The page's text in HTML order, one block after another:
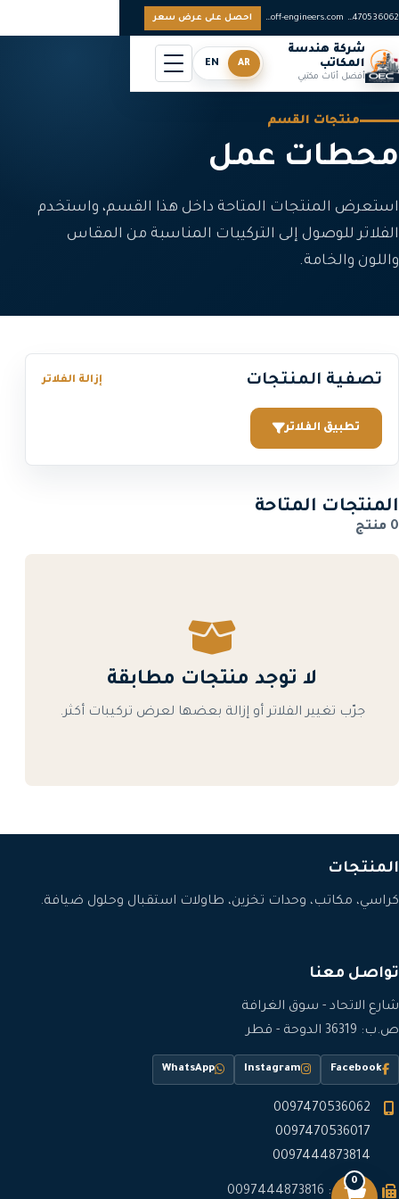
0097470536062
sales@off-engineers.com احصل على عرض سعر
شركة هندسة
المكاتب
أفضل أثاث مكتبي
AR
EN
منتجات القسم
محطات عمل
استعرض المنتجات المتاحة داخل هذا القسم، واستخدم
الفلاتر للوصول إلى التركيبات المناسبة من المقاس
واللون والخامة.
تصفية المنتجات إزالة الفلاتر
تطبيق الفلاتر
المنتجات المتاحة
0 منتج
لا توجد منتجات مطابقة
جرّب تغيير الفلاتر أو إزالة بعضها لعرض تركيبات أكثر.
المنتجات
كراسي، مكاتب، وحدات تخزين، طاولات استقبال وحلول ضيافة.
تواصل معنا
شارع الاتحاد - سوق الغرافة
ص.ب: 36319 الدوحة - قطر
Facebook
Instagram
WhatsApp
0097470536062
0097470536017
0097444873814
فاكس: 0097444873816
0